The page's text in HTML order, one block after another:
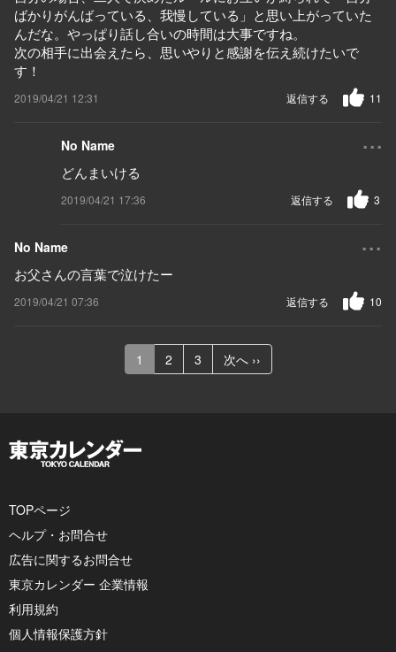
ばかりがんばっている、我慢している」と思い上がっていた
んだな。やっぱり話し合いの時間は大事ですね。
次の相手に出会えたら、思いやりと感謝を伝え続けたいで
す！
2019/04/21 12:31 11
返信する
No Name ...
どんまいける
2019/04/21 17:36 3
返信する
No Name ...
お父さんの言葉で泣けたー
2019/04/21 07:36 10
返信する
1 2 3 次へ ››
TOPページ
ヘルプ・お問合せ
広告に関するお問合せ
東京カレンダー 企業情報
利用規約
個人情報保護方針